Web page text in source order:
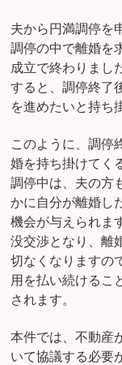
夫から円満調停を
調停の中で離婚を
成立で終わりまし
すると、調停終了
を進めたいと持ち
このように、調停
婚を持ち掛けてく
調停中は、夫の方
かに自分が離婚し
機会が与えられま
没交渉となり、離
切なくなりますの
用を払い続けるこ
されます。
本件では、不動産
いて協議する必要